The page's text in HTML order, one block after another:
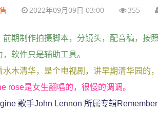
2022年09月09日 03:00 355
前期制作拍摄脚本，分镜头，配音稿，按
软件只是辅助工具。
水木清华，是个电视剧，讲早期清华园的，
rose是女生翻唱的，很慢的调调。
歌手John Lennon 所属专辑